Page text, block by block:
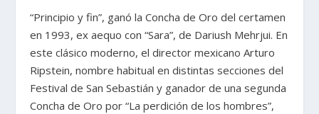
“Principio y fin”, ganó la Concha de Oro del certamen
en 1993, ex aequo con “Sara”, de Dariush Mehrjui. En
este clásico moderno, el director mexicano Arturo
Ripstein, nombre habitual en distintas secciones del
Festival de San Sebastián y ganador de una segunda
Concha de Oro por “La perdición de los hombres”,